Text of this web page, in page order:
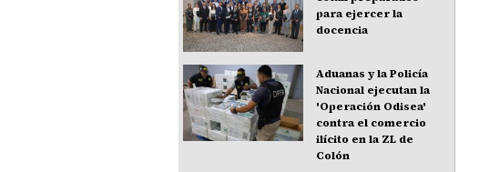
para ejercer la
docencia
Aduanas y la Policía
Nacional ejecutan la
'Operación Odisea'
contra el comercio
ilícito en la ZL de
Colón